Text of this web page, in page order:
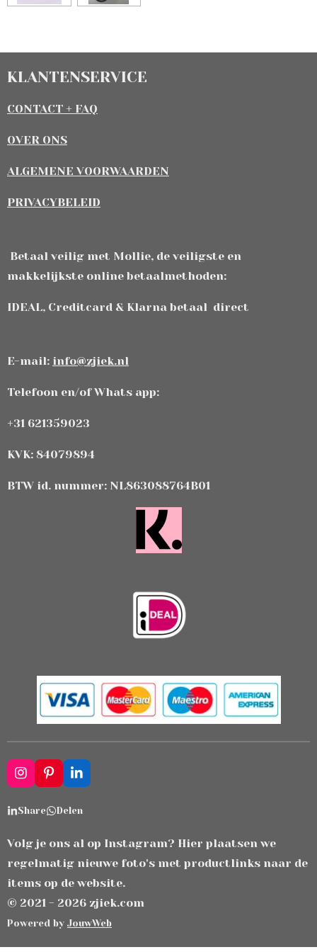
KLANTENSERVICE
CONTACT + FAQ
OVER ONS
ALGEMENE VOORWAARDEN
PRIVACYBELEID
Betaal veilig met Mollie, de veiligste en
makkelijkste online betaalmethoden:
IDEAL, Creditcard & Klarna betaal direct
E-mail: info@zjiek.nl
Telefoon en/of Whats app:
+31 621359023
KVK: 84079894
BTW id. nummer: NL863088764B01
I
n
s
t
g
a
m
P
i
n
t
r
s
t
L
i
k
d
n
Share Delen
Volg je ons al op Instagram? Hier plaatsen we
regelmatig nieuwe foto's met productlinks naar de
items op de website.
© 2021 - 2026 zjiek.com
Powered by JouwWeb